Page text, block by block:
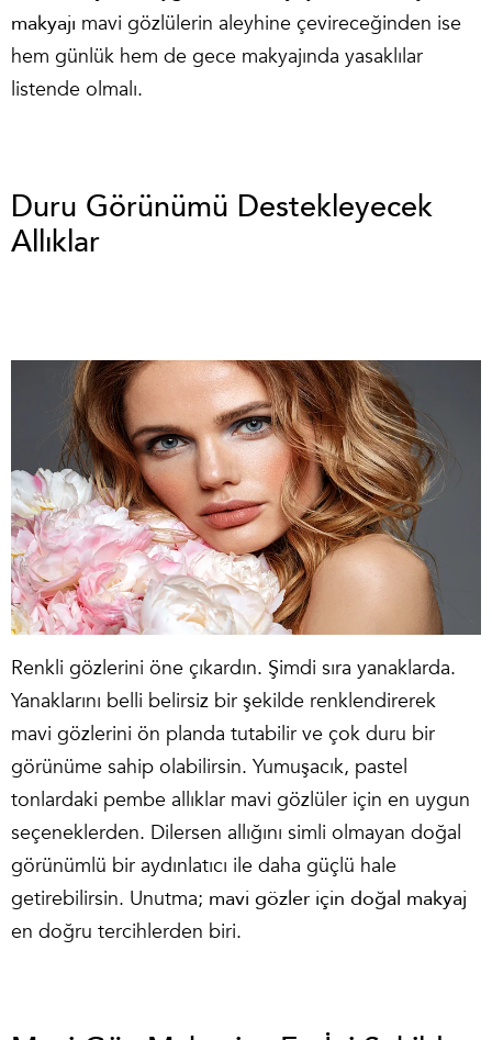
makyajı mavi gözlülerin aleyhine çevireceğinden ise
hem günlük hem de gece makyajında yasaklılar
listende olmalı.
Duru Görünümü Destekleyecek
Allıklar
Renkli gözlerini öne çıkardın. Şimdi sıra yanaklarda.
Yanaklarını belli belirsiz bir şekilde renklendirerek
mavi gözlerini ön planda tutabilir ve çok duru bir
görünüme sahip olabilirsin. Yumuşacık, pastel
tonlardaki pembe allıklar mavi gözlüler için en uygun
seçeneklerden. Dilersen allığını simli olmayan doğal
görünümlü bir aydınlatıcı ile daha güçlü hale
getirebilirsin. Unutma; mavi gözler için doğal makyaj
en doğru tercihlerden biri.